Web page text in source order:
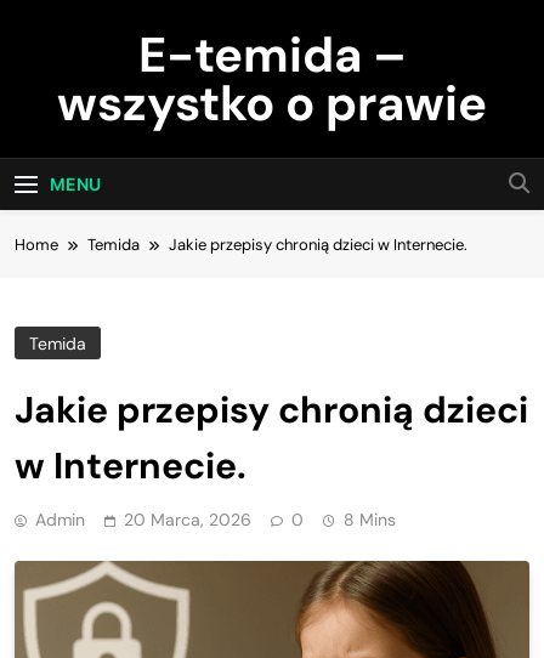
E-temida –
wszystko o prawie
MENU
Home Temida Jakie przepisy chronią dzieci w Internecie.
Temida
Jakie przepisy chronią dzieci
w Internecie.
Admin 20 Marca, 2026 0 8 Mins